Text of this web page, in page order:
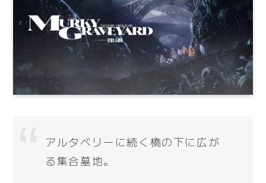
アルタベリーに続く橋の下に広が
る集合墓地。